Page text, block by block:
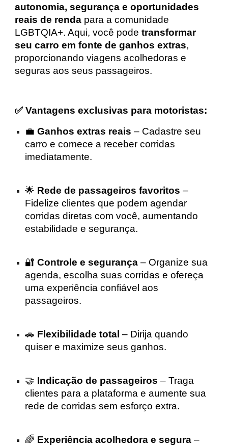
autonomia, segurança e oportunidades
reais de renda para a comunidade
LGBTQIA+. Aqui, você podetransformar
seu carro em fonte de ganhos extras,
proporcionando viagens acolhedoras e
seguras aos seus passageiros.
✅ Vantagens exclusivas para motoristas:
💼Ganhos extras reais – Cadastre seu
carro e comece a receber corridas
imediatamente.
🌟 Rede de passageiros favoritos –
Fidelize clientes que podem agendar
corridas diretas com você, aumentando
estabilidade e segurança.
🔐Controle e segurança – Organize sua
agenda, escolha suas corridas e ofereça
uma experiência confiável aos
passageiros.
🚗 Flexibilidade total – Dirija quando
quiser e maximize seus ganhos.
🤝 Indicação de passageiros – Traga
clientes para a plataforma e aumente sua
rede de corridas sem esforço extra.
🌈 Experiência acolhedora e segura –